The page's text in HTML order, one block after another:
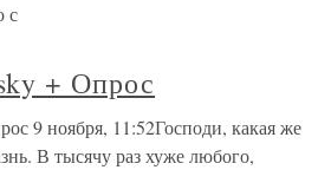
с
+ Опрос
9 ноября, 11:52Господи, какая же
В тысячу раз хуже любого,